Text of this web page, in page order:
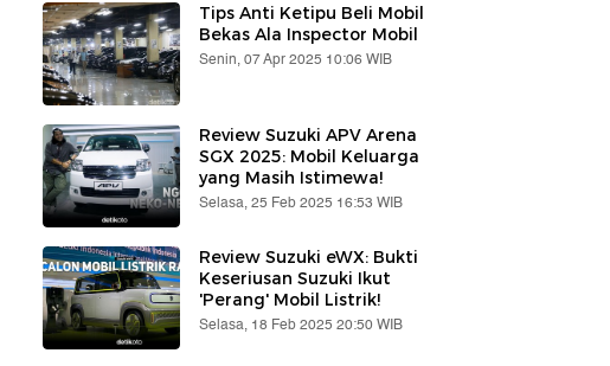
Tips Anti Ketipu Beli Mobil
Bekas Ala Inspector Mobil
Senin, 07 Apr 2025 10:06 WIB
Review Suzuki APV Arena
SGX 2025: Mobil Keluarga
yang Masih Istimewa!
Selasa, 25 Feb 2025 16:53 WIB
Review Suzuki eWX: Bukti
Keseriusan Suzuki Ikut
'Perang' Mobil Listrik!
Selasa, 18 Feb 2025 20:50 WIB